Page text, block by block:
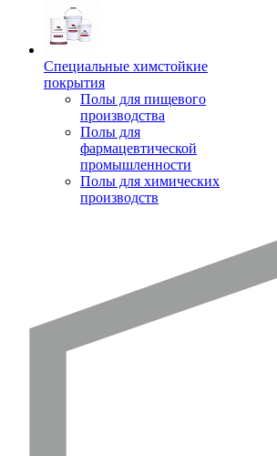
Специальные химстойкие
покрытия
Полы для пищевого
производства
Полы для
фармацевтической
промышленности
Полы для химических
производств